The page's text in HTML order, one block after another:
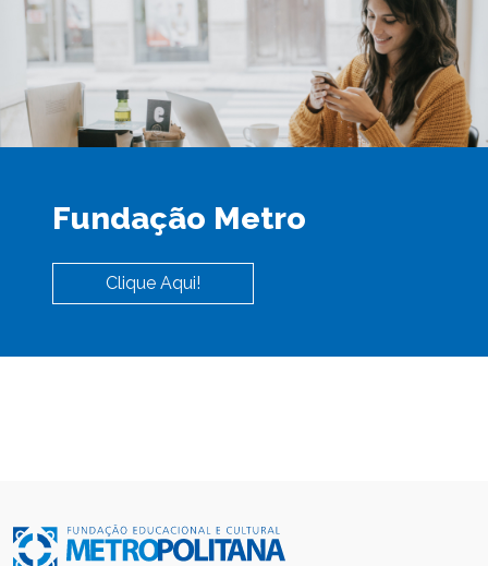
Fundação Metro
Clique Aqui!